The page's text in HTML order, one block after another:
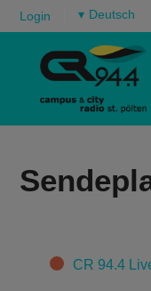
Login ▾
CategoriesCR 94.4